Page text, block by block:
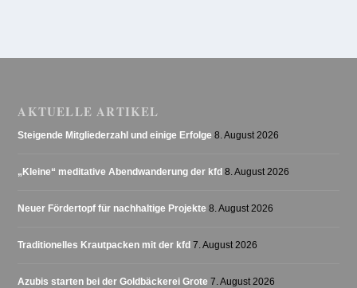
AKTUELLE ARTIKEL
Steigende Mitgliederzahl und einige Erfolge 8. August 2026
„Kleine“ meditative Abendwanderung der kfd 8. August 2026
Neuer Fördertopf für nachhaltige Projekte 8. August 2026
Traditionelles Krautpacken mit der kfd 7. August 2026
Azubis starten bei der Goldbäckerei Grote 7. August 2026